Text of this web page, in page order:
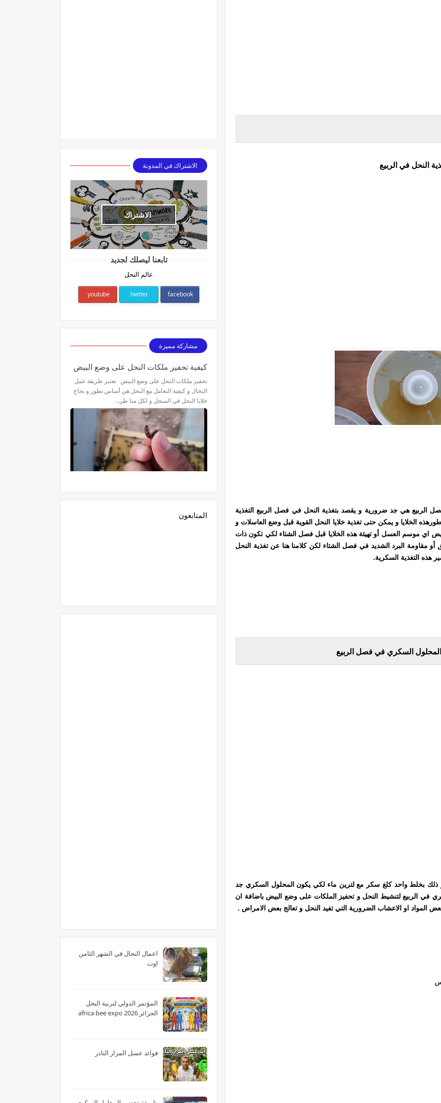
النحل في الربيع
الربيع هي جد ضرورية و يقصد بتغذية النحل في فصل الربيع التغذية
الخلايا و يمكن حتى تغذية خلايا النحل القوية قبل وضع العاسلات و
اي موسم العسل أو تهيئة هذه الخلايا قبل فصل الشتاء لكي تكون ذات
مقاومة البرد الشديد في فصل الشتاء لكن كلامنا هنا عن تغذية النحل
هذه التغذية السكرية.
السكري في فصل الربيع
بخلط واحد كلغ سكر مع لترين ماء لكي يكون المحلول السكري جد
في الربيع لتنشيط النحل و تحفيز الملكات على وضع البيض باضافة ان
المواد او الاعشاب الضرورية التي تفيد النحل و تعالج بعض الامراض .
الاشتراك في المدونة
الاشتراك
تابعنا ليصلك لجديد
عالم النحل
facebook
twitter
youtube
مشاركة مميزة
كيفية تحفيز ملكات النحل على وضع البيض
تحفيز ملكات النحل على وضع البيض تعتبر طريقة عمل
النحال و كيفية التعامل مع النحل هي أساس تطور و نجاح
خلايا النحل في المنحل و لكل منا طر…
المتابعون
اعمال النحال في الشهر الثامن
اوت
المؤتمر الدولي لتربية النحل
الجزائر 2026 africa bee expo
فوائد عسل المرار النادر